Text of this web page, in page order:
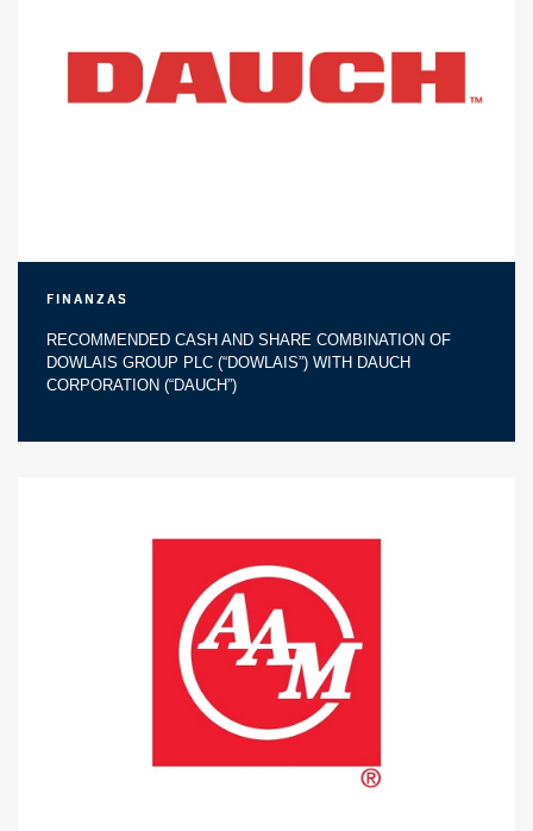
Finanzas
RECOMMENDED CASH AND SHARE COMBINATION OF
DOWLAIS GROUP PLC (“DOWLAIS”) WITH DAUCH
CORPORATION (“DAUCH”)